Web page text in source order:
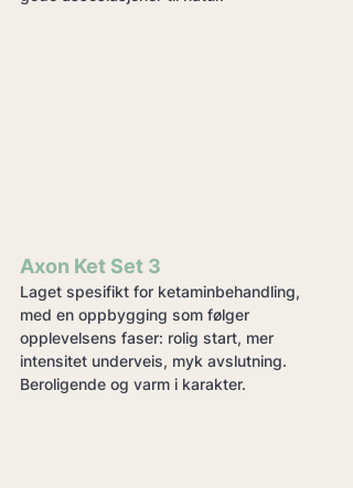
Axon Ket Set 3
Laget spesifikt for ketaminbehandling,
med en oppbygging som følger
opplevelsens faser: rolig start, mer
intensitet underveis, myk avslutning.
Beroligende og varm i karakter.